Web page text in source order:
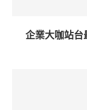
企業大咖站